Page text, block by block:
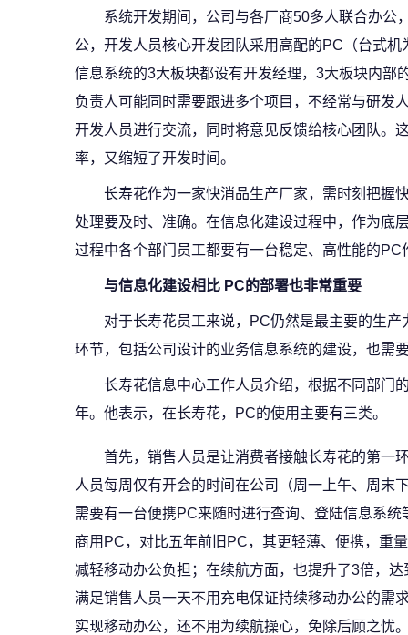
系统开发期间，公司与各厂商50多人联合办公
公，开发人员核心开发团队采用高配的PC（台式
信息系统的3大板块都设有开发经理，3大板块内部
负责人可能同时需要跟进多个项目，不经常与研发
开发人员进行交流，同时将意见反馈给核心团队。
率，又缩短了开发时间。
长寿花作为一家快消品生产厂家，需时刻把握
处理要及时、准确。在信息化建设过程中，作为底
过程中各个部门员工都要有一台稳定、高性能的PC
与信息化建设相比 PC的部署也非常重要
对于长寿花员工来说，PC仍然是最主要的生
环节，包括公司设计的业务信息系统的建设，也需
长寿花信息中心工作人员介绍，根据不同部门
年。他表示，在长寿花，PC的使用主要有三类。
首先，销售人员是让消费者接触长寿花的第一
人员每周仅有开会的时间在公司（周一上午、周末
需要有一台便携PC来随时进行查询、登陆信息系
商用PC，对比五年前旧PC，其更轻薄、便携，重
减轻移动办公负担；在续航方面，也提升了3倍，
满足销售人员一天不用充电保证持续移动办公的需
实现移动办公，还不用为续航操心，免除后顾之忧